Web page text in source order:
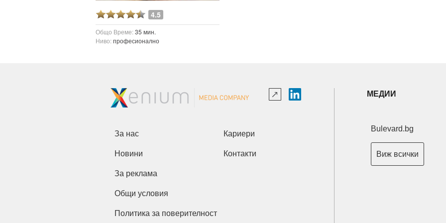
4.5
Общо Време:35 мин.
Ниво:професионално
За нас Кариери
Новини Контакти
За реклама
Общи условия
Политика за поверителност
МЕДИИ
Bulevard.bg
Виж всички